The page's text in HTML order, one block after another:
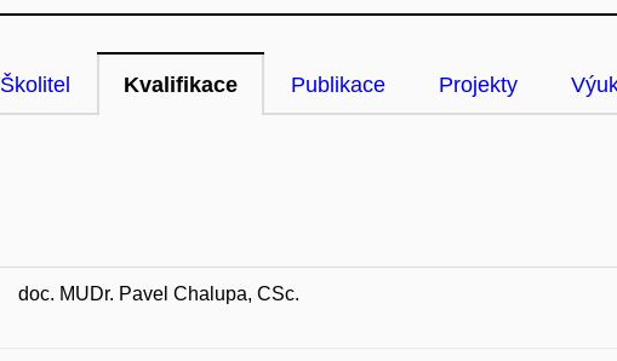
Školitel Kvalifikace Publikace Projekty
doc. MUDr. Pavel Chalupa, CSc.